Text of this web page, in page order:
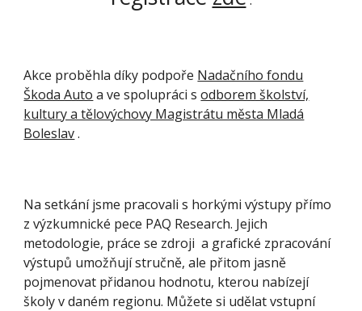
Akce proběhla díky podpoře Nadačního fondu
Škoda Auto a ve spolupráci sodborem školství,
kultury a tělovýchovy Magistrátu města Mladá
Boleslav.
Na setkání jsme pracovali s horkými výstupy přímo
z výzkumnické pece PAQ Research. Jejich
metodologie, práce se zdroji a grafické zpracování
výstupů umožňují stručně, ale přitom jasně
pojmenovat přidanou hodnotu, kterou nabízejí
školy v daném regionu. Můžete si udělat vstupní